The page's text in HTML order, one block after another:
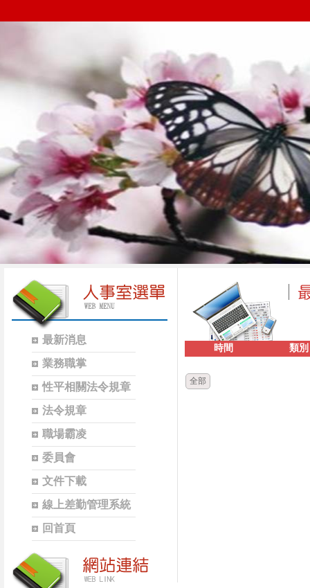
最新消息
業務職掌
性平相關法令規章
法令規章
職場霸凌
委員會
文件下載
線上差勤管理系統
回首頁
時間 類別
全部